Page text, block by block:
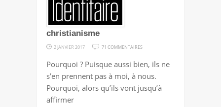
christianisme
2 JANVIER 2017 71 COMMENTAIRES
LE
MAUVAIS
GÉNIE
Pourquoi ? Puisque aussi bien, ils ne
s’en prennent pas à moi, à nous.
Pourquoi, alors qu’ils vont jusqu’à
affirmer